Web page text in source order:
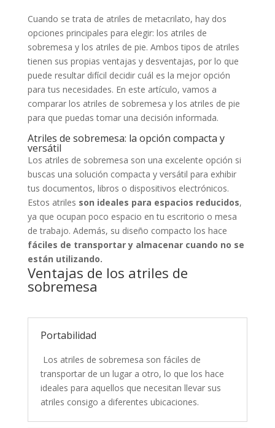
Cuando se trata de atriles de metacrilato, hay dos
opciones principales para elegir: los atriles de
sobremesa y los atriles de pie. Ambos tipos de atriles
tienen sus propias ventajas y desventajas, por lo que
puede resultar difícil decidir cuál es la mejor opción
para tus necesidades. En este artículo, vamos a
comparar los atriles de sobremesa y los atriles de pie
para que puedas tomar una decisión informada.
Atriles de sobremesa: la opción compacta y
versátil
Los atriles de sobremesa son una excelente opción si
buscas una solución compacta y versátil para exhibir
tus documentos, libros o dispositivos electrónicos.
Estos atriles son ideales para espacios reducidos,
ya que ocupan poco espacio en tu escritorio o mesa
de trabajo. Además, su diseño compacto los hace
fáciles de transportar y almacenar cuando no se
están utilizando.
Ventajas de los atriles de
sobremesa
Portabilidad
Los atriles de sobremesa son fáciles de
transportar de un lugar a otro, lo que los hace
ideales para aquellos que necesitan llevar sus
atriles consigo a diferentes ubicaciones.